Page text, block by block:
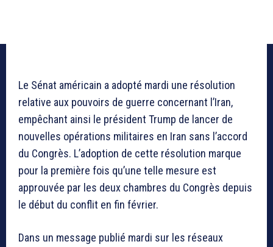
Le Sénat américain a adopté mardi une résolution
relative aux pouvoirs de guerre concernant l’Iran,
empêchant ainsi le président Trump de lancer de
nouvelles opérations militaires en Iran sans l’accord
du Congrès. L’adoption de cette résolution marque
pour la première fois qu’une telle mesure est
approuvée par les deux chambres du Congrès depuis
le début du conflit en fin février.
Dans un message publié mardi sur les réseaux